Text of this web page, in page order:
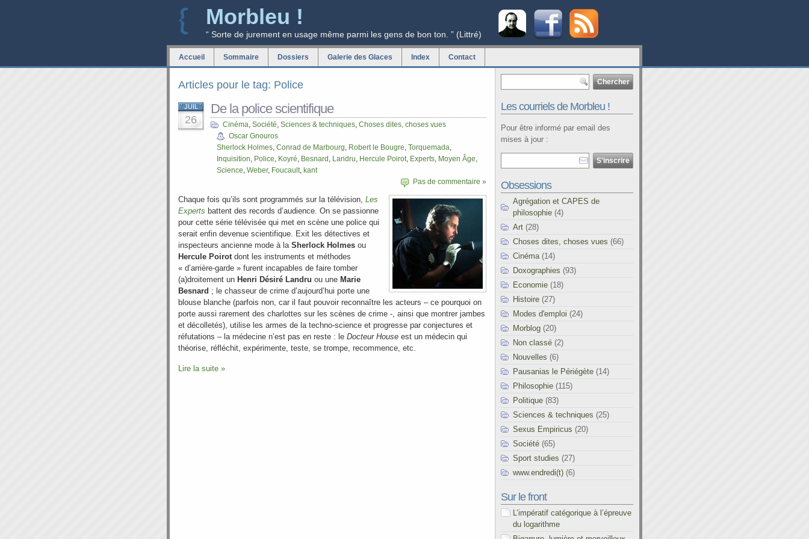
Morbleu !
“ Sorte de jurement en usage même parmi les gens de bon ton. ” (Littré)
Accueil Sommaire Dossiers Galerie des Glaces Index Contact
Articles pour le tag: Police
JUIL
26
De la police scientifique
Cinéma, Société, Sciences & techniques, Choses dites, choses vues
Oscar Gnouros
Sherlock Holmes, Conrad de Marbourg, Robert le Bougre, Torquemada,
Inquisition, Police, Koyré, Besnard , Landru, Hercule Poirot, Experts, Moyen Âge,
Science, Weber, Foucault, kant
Pas de commentaire »
Chaque fois qu’ils sont programmés sur la télévision, Les
Experts battent des records d’audience. On se passionne
pour cette série télévisée qui met en scène une police qui
serait enfin devenue scientifique. Exit les détectives et
inspecteurs ancienne mode à la Sherlock Holmes ou
Hercule Poirotdont les instruments et méthodes
« d’arrière-garde » furent incapables de faire tomber
(a)droitement un Henri Désiré Landru ou une Marie
Besnard ; le chasseur de crime d’aujourd’hui porte une
blouse blanche (parfois non, car il faut pouvoir reconnaître les acteurs – ce pourquoi on
porte aussi rarement des charlottes sur les scènes de crime -, ainsi que montrer jambes
et décolletés), utilise les armes de la techno-science et progresse par conjectures et
réfutations – la médecine n’est pas en reste : le Docteur House est un médecin qui
théorise, réfléchit, expérimente, teste, se trompe, recommence, etc.
Lire la suite »
Les courriels de Morbleu !
Pour être informé par email des
mises à jour :
Obsessions
Agrégation et CAPES de
philosophie (4)
Art (28)
Choses dites, choses vues (66)
Cinéma (14)
Doxographies (93)
Economie (18)
Histoire (27)
Modes d'emploi (24)
Morblog (20)
Non classé (2)
Nouvelles (6)
Pausanias le Périégète (14)
Philosophie (115)
Politique (83)
Sciences & techniques (25)
Sexus Empiricus (20)
Société (65)
Sport studies (27)
www.endredi(t) (6)
Sur le front
L’impératif catégorique à l’épreuve
du logarithme